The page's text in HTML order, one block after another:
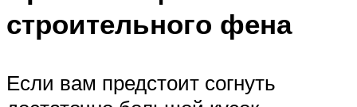
строительного фена
Если вам предстоит согнуть